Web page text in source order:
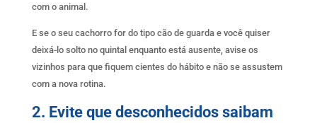
com o animal.
E se o seu cachorro for do tipo cão de guarda e você quiser
deixá-lo solto no quintal enquanto está ausente, avise os
vizinhos para que fiquem cientes do hábito e não se assustem
com a nova rotina.
2. Evite que desconhecidos saibam